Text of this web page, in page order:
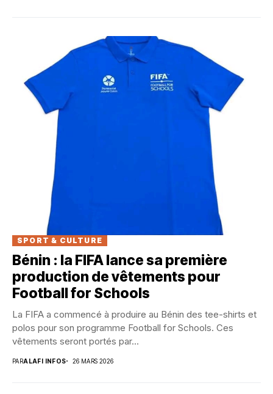
SPORT & CULTURE
Bénin : la FIFA lance sa première
production de vêtements pour
Football for Schools
La FIFA a commencé à produire au Bénin des tee-shirts et
polos pour son programme Football for Schools. Ces
vêtements seront portés par...
PARALAFI INFOS 26 MARS 2026